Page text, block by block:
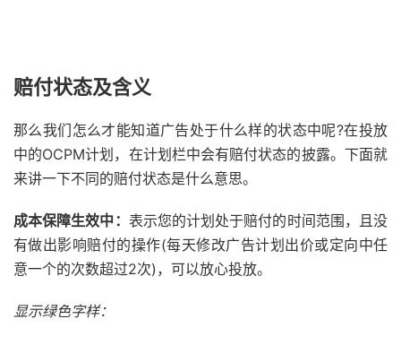
赔付状态及含义
那么我们怎么才能知道广告处于什么样的状态中呢?在投放
中的OCPM计划，在计划栏中会有赔付状态的披露。下面就
来讲一下不同的赔付状态是什么意思。
成本保障生效中： 表示您的计划处于赔付的时间范围，且没
有做出影响赔付的操作(每天修改广告计划出价或定向中任
意一个的次数超过2次)，可以放心投放。
显示绿色字样：